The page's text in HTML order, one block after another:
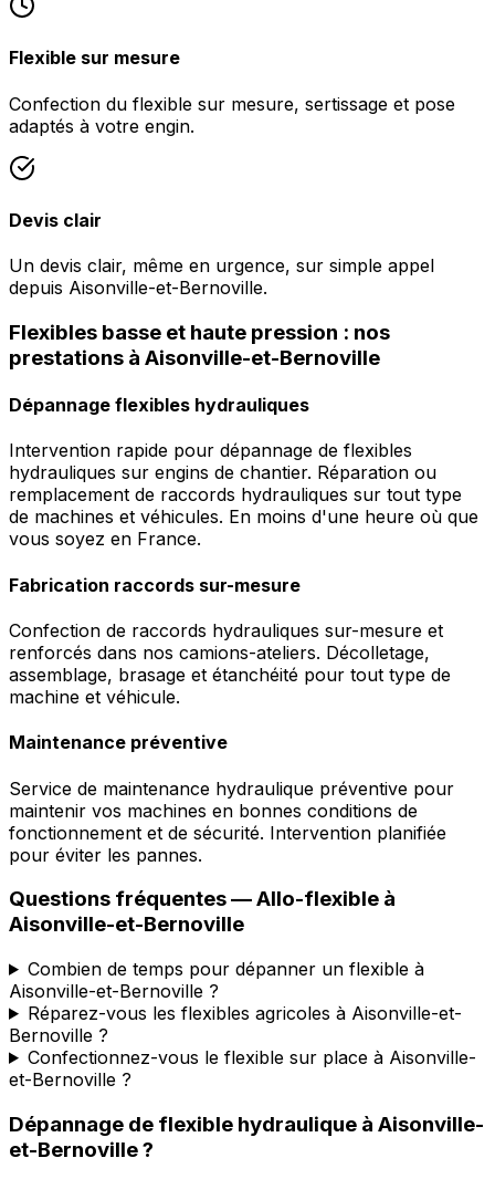
Flexible sur mesure
Confection du flexible sur mesure, sertissage et pose
adaptés à votre engin.
Devis clair
Un devis clair, même en urgence, sur simple appel
depuis Aisonville-et-Bernoville.
Flexibles basse et haute pression : nos
prestations à Aisonville-et-Bernoville
Dépannage flexibles hydrauliques
Intervention rapide pour dépannage de flexibles
hydrauliques sur engins de chantier. Réparation ou
remplacement de raccords hydrauliques sur tout type
de machines et véhicules. En moins d'une heure où que
vous soyez en France.
Fabrication raccords sur-mesure
Confection de raccords hydrauliques sur-mesure et
renforcés dans nos camions-ateliers. Décolletage,
assemblage, brasage et étanchéité pour tout type de
machine et véhicule.
Maintenance préventive
Service de maintenance hydraulique préventive pour
maintenir vos machines en bonnes conditions de
fonctionnement et de sécurité. Intervention planifiée
pour éviter les pannes.
Questions fréquentes —Allo-flexible à
Aisonville-et-Bernoville
Combien de temps pour dépanner un flexible à
Aisonville-et-Bernoville ?
Réparez-vous les flexibles agricoles à Aisonville-et-
Bernoville ?
Confectionnez-vous le flexible sur place à Aisonville-
et-Bernoville ?
Dépannage de flexible hydraulique à Aisonville-
et-Bernoville?